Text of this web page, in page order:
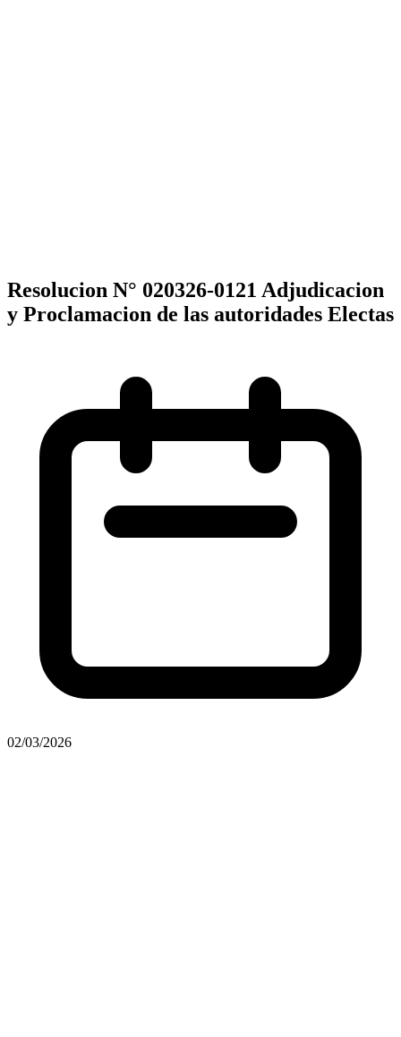
Resolucion N° 020326-0121 Adjudicacion
y Proclamacion de las autoridades Electas
02/03/2026